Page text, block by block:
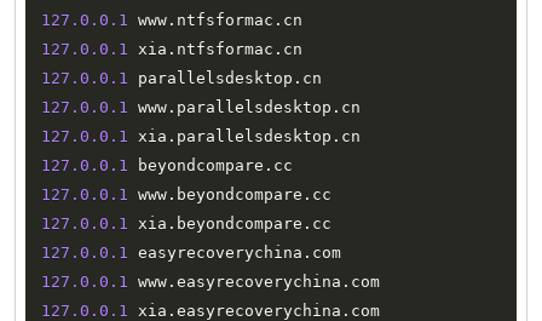
127.0 .0 .1 www . ntfsformac .
127.0 .0 .1 xia . ntfsformac .
127.0 .0 .1 parallelsdesktop .
127.0 .0 .1 www . parallelsdesktop .
127.0 .0 .1 xia . parallelsdesktop .
127.0 .0 .1 beyondcompare .
127.0 .0 .1 www . beyondcompare .
127.0 .0 .1 xia . beyondcompare .
127.0 .0 .1 easyrecoverychina .
127.0 .0 .1 www . easyrecoverychina .
127.0 .0 .1 xia . easyrecoverychina .